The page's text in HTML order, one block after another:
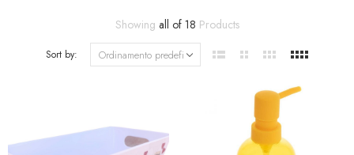
Showing all of 18 Products
Sort by: